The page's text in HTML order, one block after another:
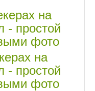
на
- простой
фото